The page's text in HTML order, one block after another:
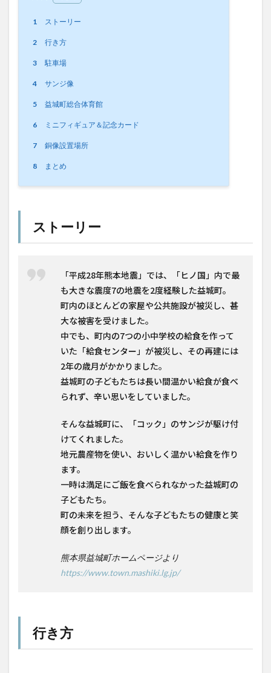
1 ストーリー
2 行き方
3 駐車場
4 サンジ像
5 益城町総合体育館
6 ミニフィギュア＆記念カード
7 銅像設置場所
8 まとめ
ストーリー
「平成28年熊本地震」では、「ヒノ国」内で最
も大きな震度7の地震を2度経験した益城町。
町内のほとんどの家屋や公共施設が被災し、甚
大な被害を受けました。
中でも、町内の7つの小中学校の給食を作って
いた「給食センター」が被災し、その再建には
2年の歳月がかかりました。
益城町の子どもたちは長い間温かい給食が食べ
られず、辛い思いをしていました。
そんな益城町に、「コック」のサンジが駆け付
けてくれました。
地元農産物を使い、おいしく温かい給食を作り
ます。
一時は満足にご飯を食べられなかった益城町の
子どもたち。
町の未来を担う、そんな子どもたちの健康と笑
顔を創り出します。
熊本県益城町ホームページより
https://www.town.mashiki.lg.jp/
行き方